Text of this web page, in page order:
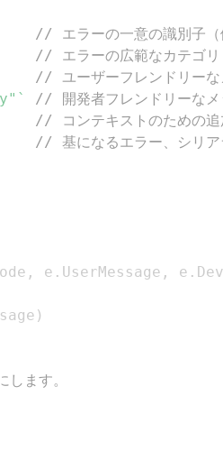
// エラーの一意の識別子（
// エラーの広範なカテゴリ
// ユーザーフレンドリーな
// 開発者フレンドリーなメ
// コンテキストのための追
// 基になるエラー、シリア
, e . UserMessage , e .
)
ます。